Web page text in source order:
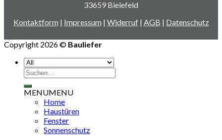
33659 Bielefeld
Kontaktform | Impressum | Widerruf| AGB | Datenschutz
Copyright 2026 © Bauliefer
Suchen
nach:
MENUMENU
Home
Haustüren
Fenster
Sonnenschutz